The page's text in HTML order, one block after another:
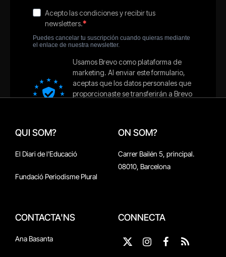
QUI SOM?
El Diari de l'Educació
Fundació Periodisme Plural
ON SOM?
Carrer Bailén 5, principal.
08010, Barcelona
CONTACTA'NS
Ana Basanta
CONNECTA
X
InstagramFacebook
RSS